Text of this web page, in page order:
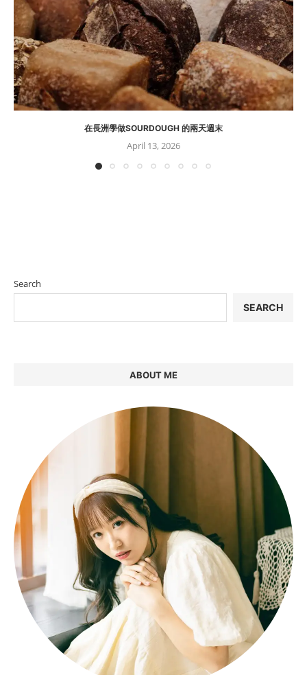
在長洲學做SOURDOUGH 的兩天週末
April 13, 2026
Search
SEARCH
ABOUT ME